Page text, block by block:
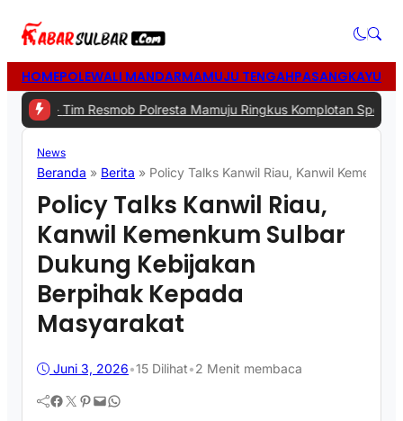
HOMEPOLEWALI MANDARMAMUJU TENGAHPASANGKAYU
Resmob Polresta Mamuju Ringkus Komplotan Spesialis
News
Beranda » Berita » Policy Talks Kanwil Riau, Kanwil
Policy Talks Kanwil Riau,
Kanwil Kemenkum Sulbar
Dukung Kebijakan
Berpihak Kepada
Masyarakat
Juni 3, 2026•15 Dilihat•2 Menit membaca
Facebook Twitter Pinterest Mail WhatsApp